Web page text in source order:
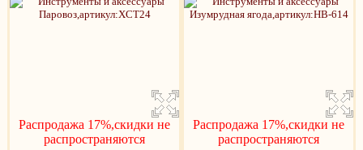
Распродажа 17%,скидки не
распространяются
Распродажа 17%,скидки не
распространяются